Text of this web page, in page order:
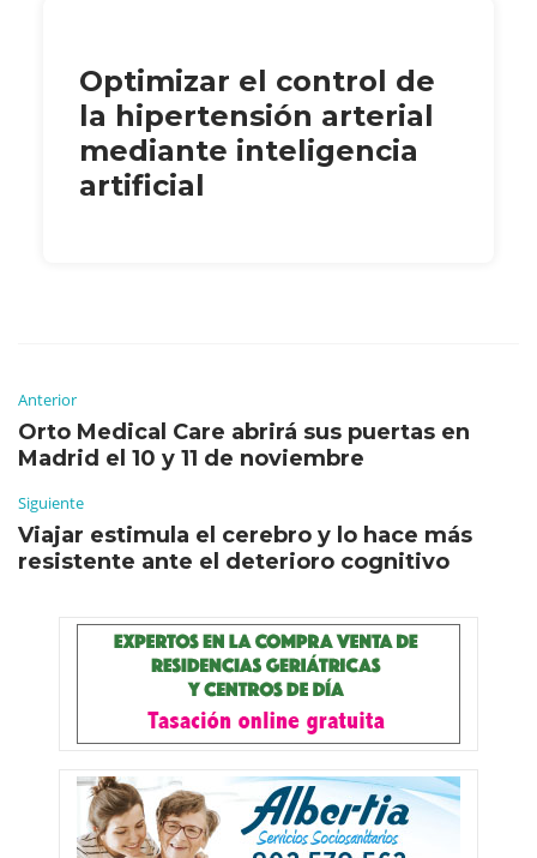
Optimizar el control de
la hipertensión arterial
mediante inteligencia
artificial
Anterior
Orto Medical Care abrirá sus puertas en
Madrid el 10 y 11 de noviembre
Siguiente
Viajar estimula el cerebro y lo hace más
resistente ante el deterioro cognitivo